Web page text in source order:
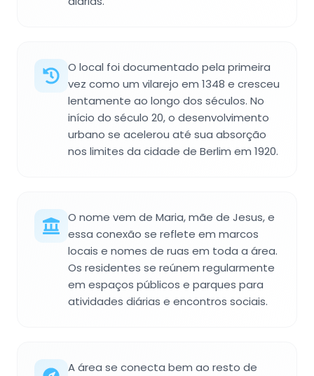
O local foi documentado pela primeira
vez como um vilarejo em 1348 e cresceu
lentamente ao longo dos séculos. No
início do século 20, o desenvolvimento
urbano se acelerou até sua absorção
nos limites da cidade de Berlim em 1920.
O nome vem de Maria, mãe de Jesus, e
essa conexão se reflete em marcos
locais e nomes de ruas em toda a área.
Os residentes se reúnem regularmente
em espaços públicos e parques para
atividades diárias e encontros sociais.
A área se conecta bem ao resto de